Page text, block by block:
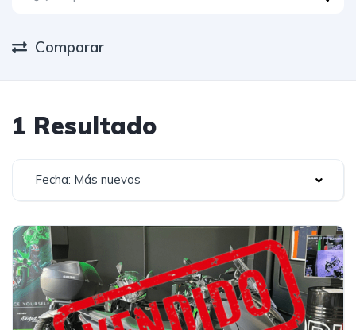
Comparar
1 Resultado
Fecha: Más nuevos